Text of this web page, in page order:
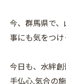
今、群馬県で
事にも気をつ
今日も、水絆
手仏心.気合の